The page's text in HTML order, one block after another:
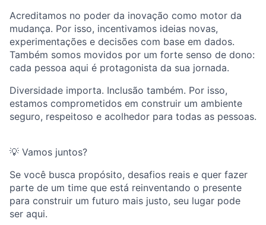
Acreditamos no poder da inovação como motor da
mudança. Por isso, incentivamos ideias novas,
experimentações e decisões com base em dados.
Também somos movidos por um forte senso de dono:
cada pessoa aqui é protagonista da sua jornada.
Diversidade importa. Inclusão também. Por isso,
estamos comprometidos em construir um ambiente
seguro, respeitoso e acolhedor para todas as pessoas.
💡 Vamos juntos?
Se você busca propósito, desafios reais e quer fazer
parte de um time que está reinventando o presente
para construir um futuro mais justo, seu lugar pode
ser aqui.